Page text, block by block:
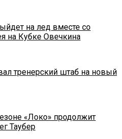
на лед вместе со
на Кубке Овечкина
тренерский штаб на новый
«Локо» продолжит
Таубер